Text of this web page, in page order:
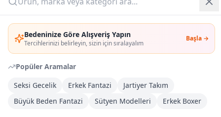
Bedeninize Göre Alışveriş Yapın
Tercihlerinizi belirleyin, sizin için sıralayalım
Başla →
Popüler Aramalar
Seksi Gecelik
Erkek Fantazi
Jartiyer Takım
Büyük Beden Fantazi
Sütyen Modelleri Erkek Boxer
Giriş Yap
Üye Ol
Sepete Ekle
Şimdi Al
DHL Kargoya Teslim